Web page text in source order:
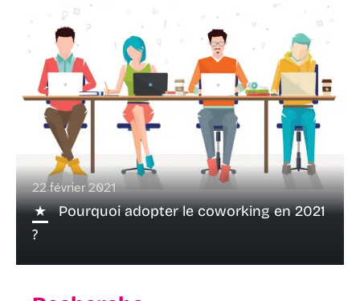
22 février 2021
Pourquoi adopter le coworking en 2021
?